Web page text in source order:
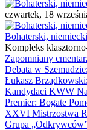
czwartek, 18
Bohaterski,
Kompleks
Zapomniany
Debata w
Łukasz
Kandydaci KWW
Premier: Bogate
XXVI Mistrzostwa
Grupa